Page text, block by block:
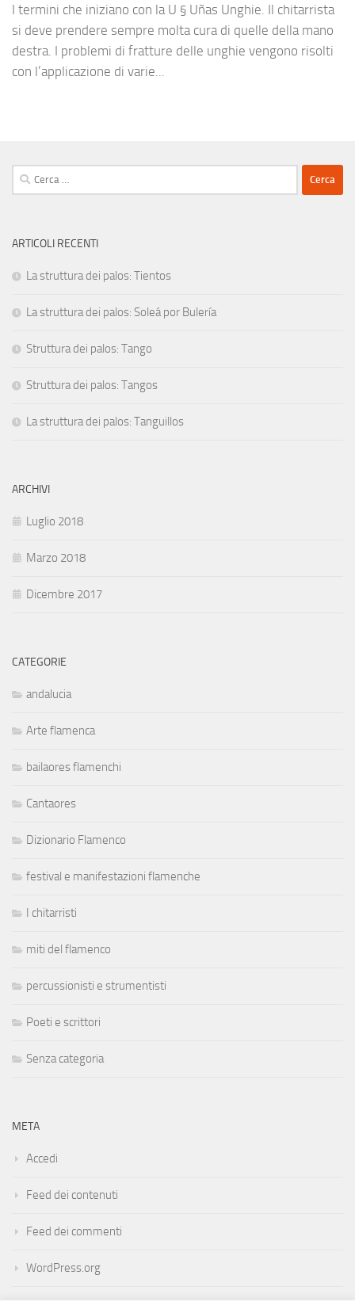
I termini che iniziano con la U § Uñas Unghie. Il chitarrista
si deve prendere sempre molta cura di quelle della mano
destra. I problemi di fratture delle unghie vengono risolti
con l’applicazione di varie...
Ricerca
per:
ARTICOLI RECENTI
La struttura dei palos: Tientos
La struttura dei palos: Soleá por Bulería
Struttura dei palos: Tango
Struttura dei palos: Tangos
La struttura dei palos: Tanguillos
ARCHIVI
Luglio 2018
Marzo 2018
Dicembre 2017
CATEGORIE
andalucia
Arte flamenca
bailaores flamenchi
Cantaores
Dizionario Flamenco
festival e manifestazioni flamenche
I chitarristi
miti del flamenco
percussionisti e strumentisti
Poeti e scrittori
Senza categoria
META
Accedi
Feed dei contenuti
Feed dei commenti
WordPress.org